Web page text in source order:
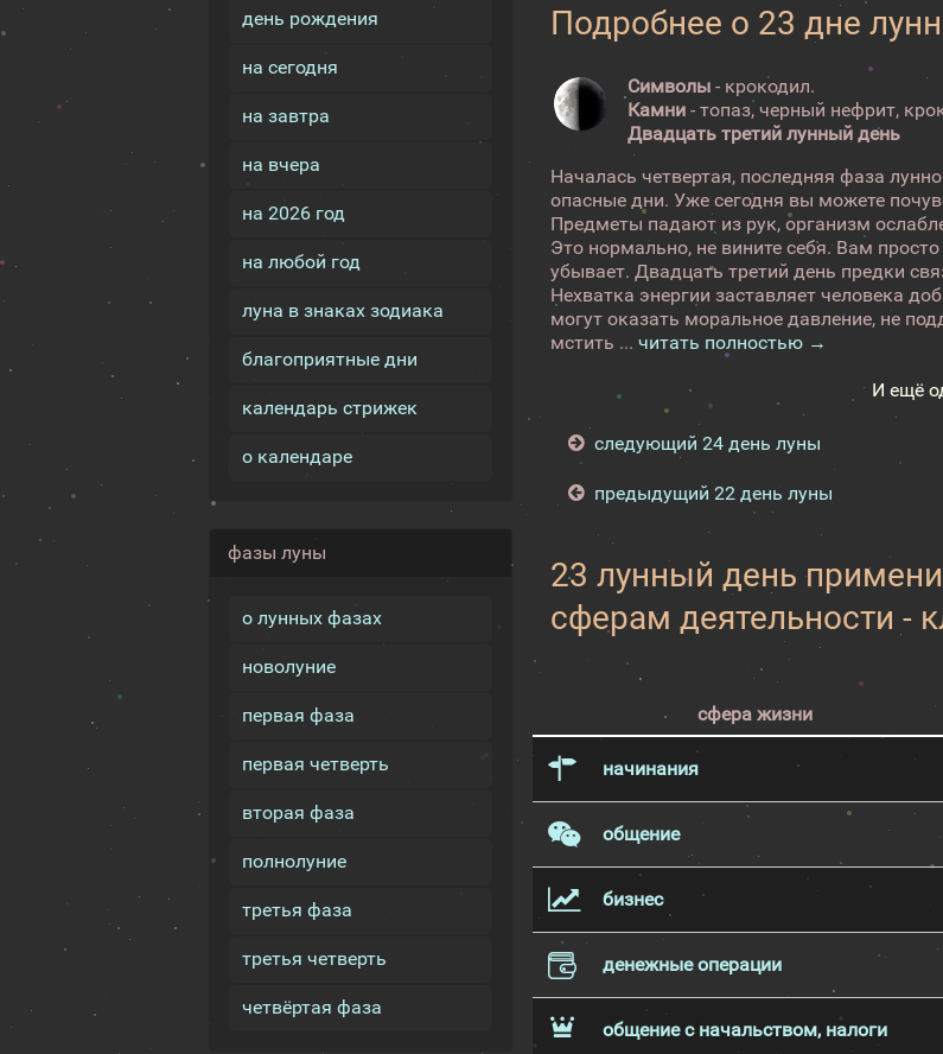
день рождения
на сегодня
на завтра
на вчера
на 2026 год
на любой год
луна в знаках зодиака
благоприятные дни
календарь стрижек
о календаре
фазы луны
о лунных фазах
новолуние
первая фаза
первая четверть
вторая фаза
полнолуние
третья фаза
третья четверть
четвёртая фаза
Подробнее о 23 дне
Символы - крокодил.
Камни - топаз, черный нефрит,
Двадцать третий лунный день
Началась четвертая, последняя фаза
опасные дни. Уже сегодня вы можете
Предметы падают из рук, организм
Это нормально, не вините себя. Вам
убывает. Двадцать третий день предки
Нехватка энергии заставляет человека
могут оказать моральное давление, не
мстить ...читать полностью →
И ещё
следующий 24 день луны
предыдущий 22 день луны
23 лунный день
сферам деятельности -
сфера жизни
начинания
общение
бизнес
денежные операции
общение с начальством, налоги